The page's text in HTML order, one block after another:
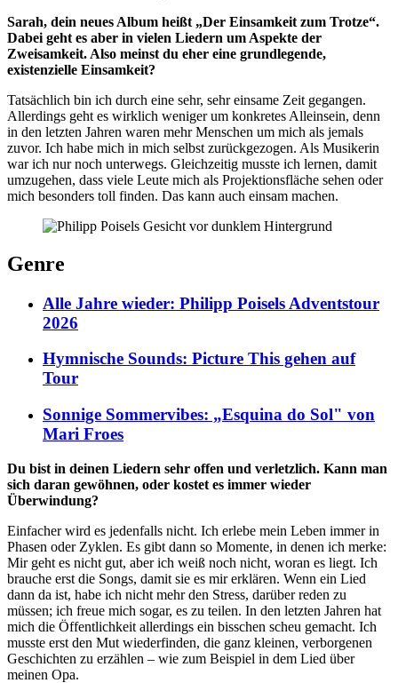
Sarah, dein neues Album heißt „Der Einsamkeit zum Trotze“.
Dabei geht es aber in vielen Liedern um Aspekte der
Zweisamkeit. Also meinst du eher eine grundlegende,
existenzielle Einsamkeit?
Tatsächlich bin ich durch eine sehr, sehr einsame Zeit gegangen.
Allerdings geht es wirklich weniger um konkretes Alleinsein, denn
in den letzten Jahren waren mehr Menschen um mich als jemals
zuvor. Ich habe mich in mich selbst zurückgezogen. Als Musikerin
war ich nur noch unterwegs. Gleichzeitig musste ich lernen, damit
umzugehen, dass viele Leute mich als Projektionsfläche sehen oder
mich besonders toll finden. Das kann auch einsam machen.
Genre
Alle Jahre wieder: Philipp Poisels Adventstour
2026
Hymnische Sounds: Picture This gehen auf
Tour
Sonnige Sommervibes: „Esquina do Sol" von
Mari Froes
Du bist in deinen Liedern sehr offen und verletzlich. Kann man
sich daran gewöhnen, oder kostet es immer wieder
Überwindung?
Einfacher wird es jedenfalls nicht. Ich erlebe mein Leben immer in
Phasen oder Zyklen. Es gibt dann so Momente, in denen ich merke:
Mir geht es nicht gut, aber ich weiß noch nicht, woran es liegt. Ich
brauche erst die Songs, damit sie es mir erklären. Wenn ein Lied
dann da ist, habe ich nicht mehr den Stress, darüber reden zu
müssen; ich freue mich sogar, es zu teilen. In den letzten Jahren hat
mich die Öffentlichkeit allerdings ein bisschen scheu gemacht. Ich
musste erst den Mut wiederfinden, die ganz kleinen, verborgenen
Geschichten zu erzählen – wie zum Beispiel in dem Lied über
meinen Opa.